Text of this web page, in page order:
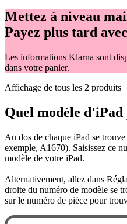
Mettez à niveau
Payez plus tard
Les informations Klarna sont
dans votre panier.
Affichage de tous les 2 produits
Quel modèle d'iPad
Au dos de chaque iPad se
exemple, A1670). Saisissez ce
modèle de votre iPad.
Alternativement, allez dans
droite du numéro de modèle se
sur le numéro de pièce pour